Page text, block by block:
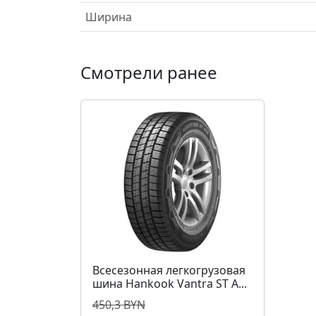
Ширина
Смотрели ранее
Всесезонная легкогрузовая
шина Hankook Vantra ST A...
450,3 BYN